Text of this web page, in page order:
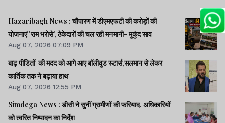
Hazaribagh News : चौपारण में डीएमएफटी की करोड़ों की
योजनाएं 'राम भरोसे', ठेकेदारों की चल रही मनमानी- मुकुंद साव
Aug 07, 2026 07:09 PM
बाढ़ पीडितों की मदद को आगे आए बॉलीवुड स्टार्स,सलमान से लेकर
कार्तिक तक ने बढ़ाया हाथ
Aug 07, 2026 12:55 PM
Simdega News : डीसी ने सुनीं ग्रामीणों की फरियाद, अधिकारियों
को त्वरित निष्पादन का निर्देश